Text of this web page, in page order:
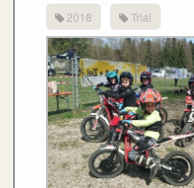
2018 Trial